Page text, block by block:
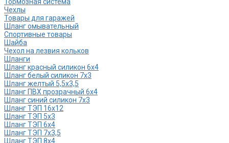
Чехлы
Товары для гаражей
Шланг омывательный
Спортивные товары
Шайба
Чехол на лезвия кольков
Шланги
Шланг красный силикон 6х4
Шланг белый силикон 7х3
Шланг желтый 5,5х3,5
Шланг ПВХ прозрачный 6х4
Шланг синий силикон 7х3
Шланг ТЭП 16х12
Шланг ТЭП 5х3
Шланг ТЭП 6х4
Шланг ТЭП 7х3,5
Шланг ТЭП 8х4